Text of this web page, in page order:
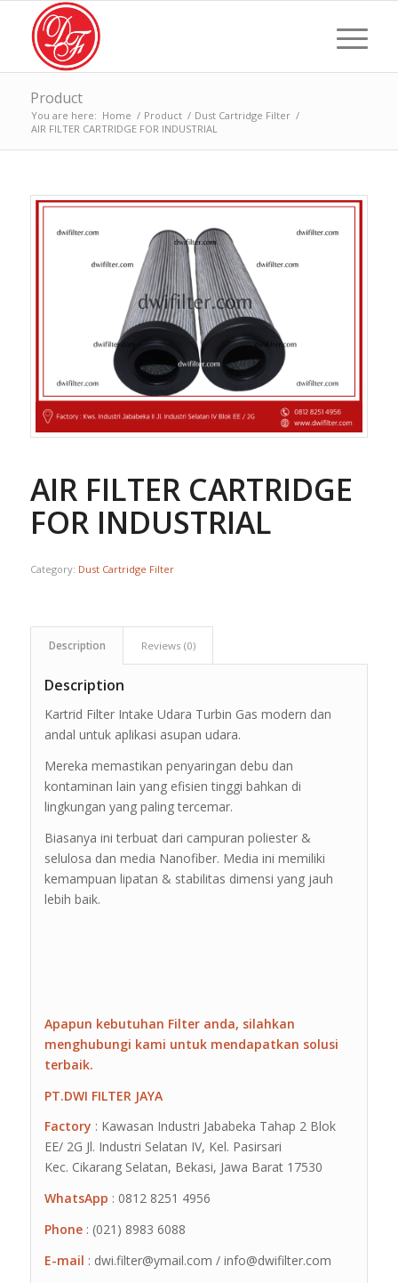
Product
You are here: Home / Product / Dust Cartridge Filter /
AIR FILTER CARTRIDGE FOR INDUSTRIAL
AIR FILTER CARTRIDGE
FOR INDUSTRIAL
Category: Dust Cartridge Filter
Description Reviews (0)
Description
Kartrid Filter Intake Udara Turbin Gas modern dan
andal untuk aplikasi asupan udara.
Mereka memastikan penyaringan debu dan
kontaminan lain yang efisien tinggi bahkan di
lingkungan yang paling tercemar.
Biasanya ini terbuat dari campuran poliester &
selulosa dan media Nanofiber. Media ini memiliki
kemampuan lipatan & stabilitas dimensi yang jauh
lebih baik.
Apapun kebutuhan Filter anda, silahkan
menghubungi kami untuk mendapatkan solusi
terbaik.
PT.DWI FILTER JAYA
Factory : Kawasan Industri Jababeka Tahap 2 Blok
EE/ 2G Jl. Industri Selatan IV, Kel. Pasirsari
Kec. Cikarang Selatan, Bekasi, Jawa Barat 17530
WhatsApp : 0812 8251 4956
Phone: (021) 8983 6088
E-mail : dwi.filter@ymail.com / info@dwifilter.com